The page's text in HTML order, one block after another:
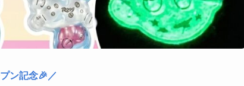
ン記念🎉／